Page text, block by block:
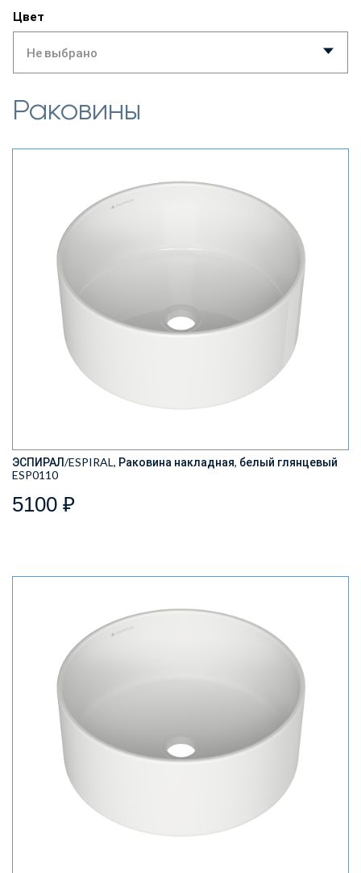
Цвет
Не выбрано
Раковины
ЭСПИРАЛ/ESPIRAL, Раковина накладная, белый глянцевый
ESP0110
5100 ₽